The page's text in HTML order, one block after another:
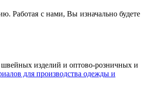
Работая с нами, Вы изначально будете
изделий и оптово-розничных и
для производства одежды и